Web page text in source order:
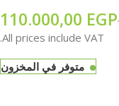
110.000,00 EGP
All prices include VAT.
متوفر في المخزون